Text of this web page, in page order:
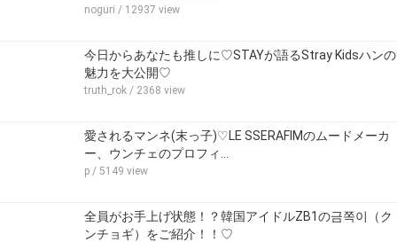
noguri / 12937 view
今日からあなたも推しに♡STAYが語るStray Kidsハンの
魅力を大公開♡
truth_rok / 2368 view
愛されるマンネ(末っ子)♡LE SSERAFIMのムードメーカ
ー、ウンチェのプロフィ…
p / 5149 view
全員がお手上げ状態！？韓国アイドルZB1の금쪽이（ク
ンチョギ）をご紹介！！♡